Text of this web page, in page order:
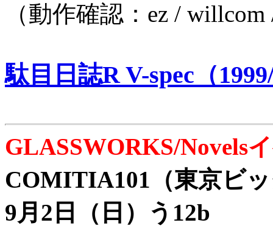
（動作確認：ez /
駄目日誌R V-spec（
GLASSWORKS/Novels
COMITIA101（東京ビ
9月2日（日）う12b